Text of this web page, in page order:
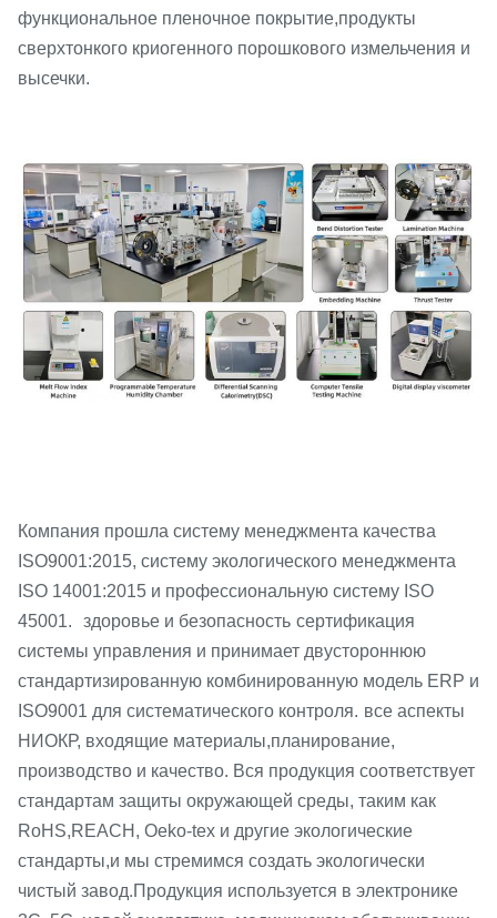
функциональное пленочное покрытие,продукты
сверхтонкого криогенного порошкового измельчения и
высечки.
Компания прошла систему менеджмента качества
ISO9001:2015, систему экологического менеджмента
ISO 14001:2015 и профессиональную систему ISO
45001.
здоровье и безопасность сертификация
системы управления и принимает двустороннюю
стандартизированную комбинированную модель ERP и
ISO9001 для систематического контроля. все аспекты
НИОКР, входящие материалы,планирование,
производство и качество. Вся продукция соответствует
стандартам защиты окружающей среды, таким как
RoHS,REACH, Oeko-tex и другие экологические
стандарты,и мы стремимся создать экологически
чистый завод.Продукция используется в электронике